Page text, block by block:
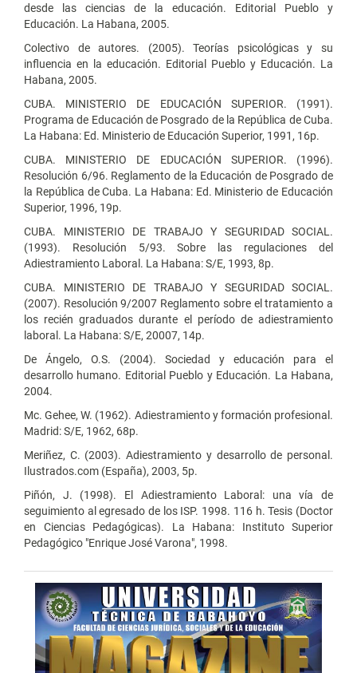
desde las ciencias de la educación. Editorial Pueblo y
Educación. La Habana, 2005.
Colectivo de autores. (2005). Teorías psicológicas y su
influencia en la educación. Editorial Pueblo y Educación. La
Habana, 2005.
CUBA. MINISTERIO DE EDUCACIÓN SUPERIOR. (1991).
Programa de Educación de Posgrado de la República de Cuba.
La Habana: Ed. Ministerio de Educación Superior, 1991, 16p.
CUBA. MINISTERIO DE EDUCACIÓN SUPERIOR. (1996).
Resolución 6/96. Reglamento de la Educación de Posgrado de
la República de Cuba. La Habana: Ed. Ministerio de Educación
Superior, 1996, 19p.
CUBA. MINISTERIO DE TRABAJO Y SEGURIDAD SOCIAL.
(1993). Resolución 5/93. Sobre las regulaciones del
Adiestramiento Laboral. La Habana: S/E, 1993, 8p.
CUBA. MINISTERIO DE TRABAJO Y SEGURIDAD SOCIAL.
(2007). Resolución 9/2007 Reglamento sobre el tratamiento a
los recién graduados durante el período de adiestramiento
laboral. La Habana: S/E, 20007, 14p.
De Ángelo, O.S. (2004). Sociedad y educación para el
desarrollo humano. Editorial Pueblo y Educación. La Habana,
2004.
Mc. Gehee, W. (1962). Adiestramiento y formación profesional.
Madrid: S/E, 1962, 68p.
Meriñez, C. (2003). Adiestramiento y desarrollo de personal.
Ilustrados.com (España), 2003, 5p.
Piñón, J. (1998). El Adiestramiento Laboral: una vía de
seguimiento al egresado de los ISP. 1998. 116 h. Tesis (Doctor
en Ciencias Pedagógicas). La Habana: Instituto Superior
Pedagógico "Enrique José Varona", 1998.